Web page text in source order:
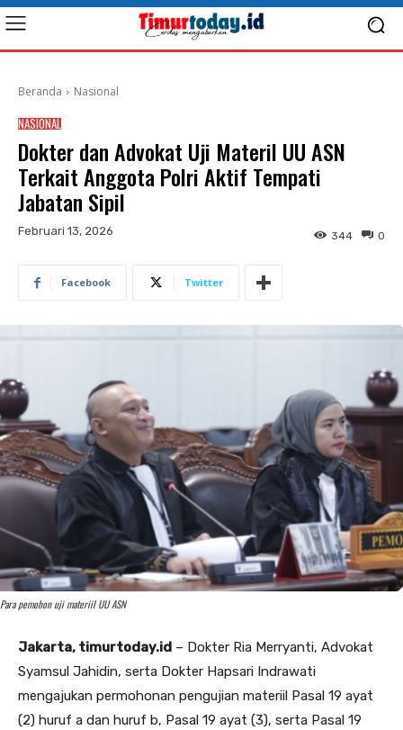
Beranda Nasional
NASIONAL
Dokter dan Advokat Uji Materil UU ASN
Terkait Anggota Polri Aktif Tempati
Jabatan Sipil
Februari 13, 2026 0
344
Facebook Twitter
Para pemohon uji materiil UU ASN
Jakarta, timurtoday.id – Dokter Ria Merryanti, Advokat
Syamsul Jahidin, serta Dokter Hapsari Indrawati
mengajukan permohonan pengujian materiil Pasal 19 ayat
(2) huruf a dan huruf b, Pasal 19 ayat (3), serta Pasal 19